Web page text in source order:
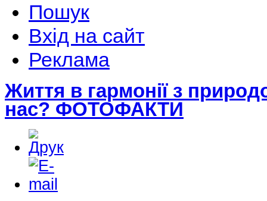
Пошук
Вхід на сайт
Реклама
Життя в гармонії з
нас? ФОТОФАКТИ